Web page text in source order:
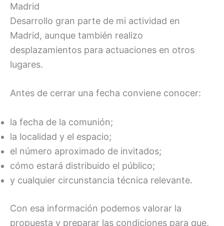
Madrid
Desarrollo gran parte de mi actividad en
Madrid, aunque también realizo
desplazamientos para actuaciones en otros
lugares.
Antes de cerrar una fecha conviene conocer:
la fecha de la comunión;
la localidad y el espacio;
el número aproximado de invitados;
cómo estará distribuido el público;
y cualquier circunstancia técnica relevante.
Con esa información podemos valorar la
propuesta y preparar las condiciones para que,